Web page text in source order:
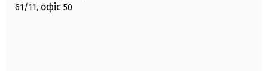
61/11, офіс 50